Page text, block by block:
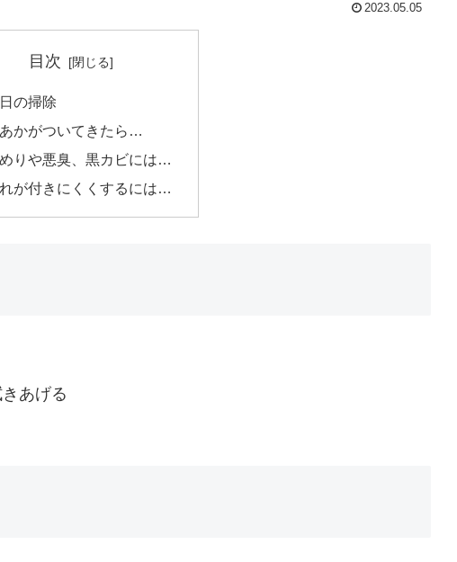
2023.05.05
目次
の掃除
かがついてきたら…
りや悪臭、黒カビには…
が付きにくくするには…
あげる